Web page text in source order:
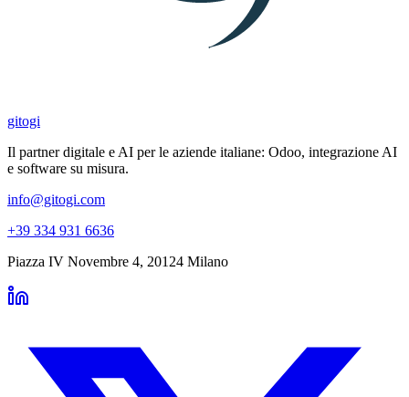
gitogi
Il partner digitale e AI per le aziende italiane: Odoo, integrazione AI
e software su misura.
info@gitogi.com
+39 334 931 6636
Piazza IV Novembre 4, 20124 Milano